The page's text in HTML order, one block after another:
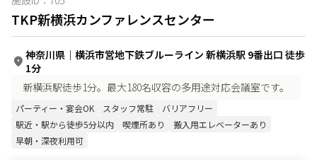
TKP新横浜カンファレンスセンター
神奈川県 ｜ 横浜市営地下鉄ブルーライン 新横浜駅 9番出口 徒歩
1分
新横浜駅徒歩1分。最大180名収容の多用途対応会議室です。
パーティー・宴会OK スタッフ常駐
バリアフリー
駅近・駅から徒歩5分以内
喫煙所あり
搬入用エレベーターあり
早朝・深夜利用可